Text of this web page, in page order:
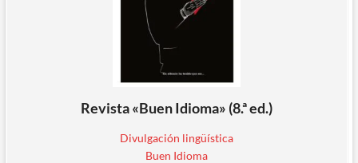
Revista «Buen Idioma» (8.ª ed.)
Divulgación lingüística
Buen Idioma